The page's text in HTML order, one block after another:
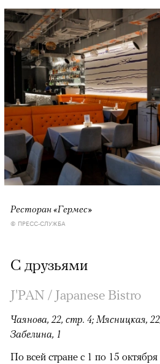
Ресторан «Гермес»
© ПРЕСС-СЛУЖБА
С друзьями
J'PAN / Japanese Bistro
Чаянова, 22, стр. 4; Мясницкая,
Забелина, 1
По всей стране с 1 по 15